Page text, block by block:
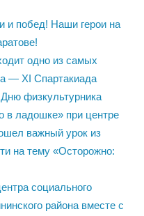
и побед! Наши герои на
одно из самых
— XI Спартакиада
физкультурника
в ладошке» при центре
важный урок из
на тему «Осторожно:
социального
района вместе с